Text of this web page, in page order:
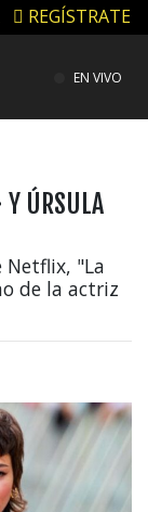
REGÍSTRATE
EN VIVO
Y ÚRSULA
Netflix, "La
de la actriz